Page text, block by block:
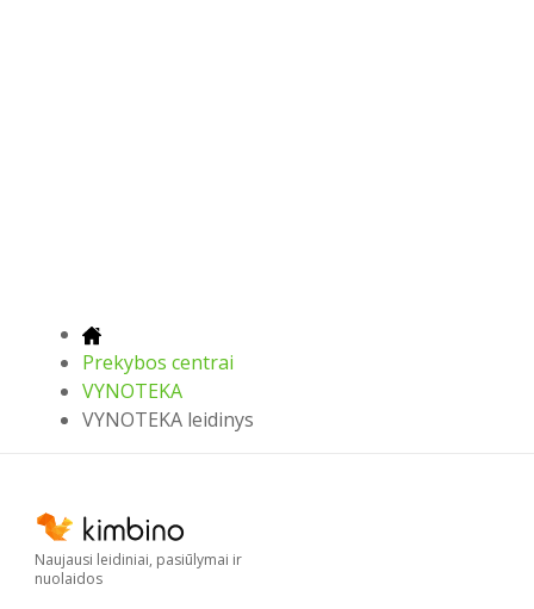
Prekybos centrai
VYNOTEKA
VYNOTEKA leidinys
Naujausi leidiniai, pasiūlymai ir
nuolaidos